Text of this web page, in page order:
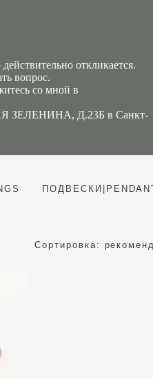
откликается.
вопрос.
со мной в
ЗЕЛЕНИНА, Д.23Б в Санкт-
Сортировка: